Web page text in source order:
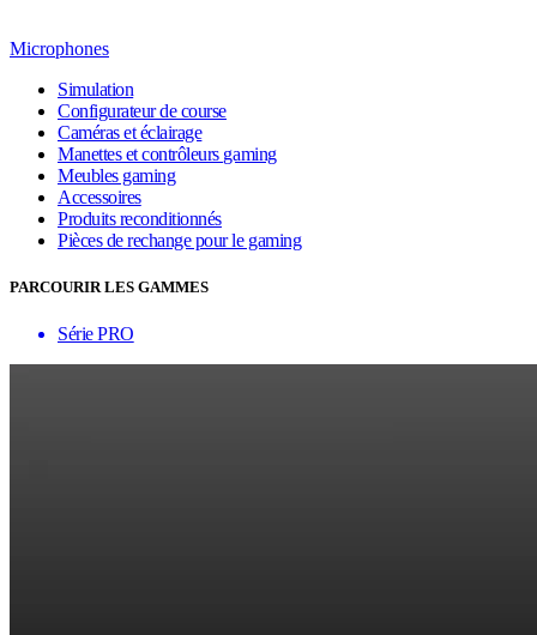
Microphones
Simulation
Configurateur de course
Caméras et éclairage
Manettes et contrôleurs gaming
Meubles gaming
Accessoires
Produits reconditionnés
Pièces de rechange pour le gaming
PARCOURIR LES GAMMES
Série PRO